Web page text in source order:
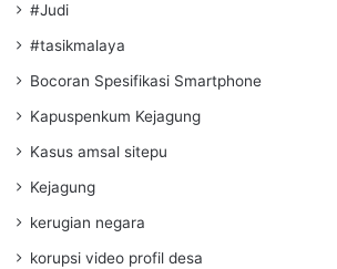
#Judi
#tasikmalaya
Bocoran Spesifikasi Smartphone
Kapuspenkum Kejagung
Kasus amsal sitepu
Kejagung
kerugian negara
korupsi video profil desa